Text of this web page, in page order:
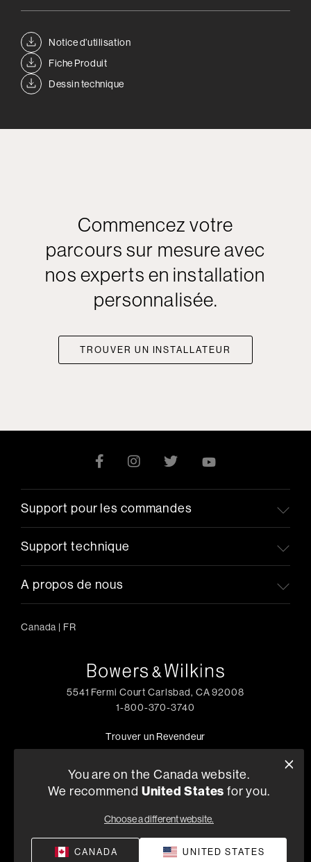
Notice d’utilisation
Fiche Produit
Dessin technique
Commencez votre
parcours sur mesure avec
nos experts en installation
personnalisée.
TROUVER UN INSTALLATEUR
Support pour les commandes
Support technique
A propos de nous
Canada | FR
5541 Fermi Court Carlsbad, CA 92008
1-800-370-3740
Trouver un Revendeur
Politique de Confidentialité
Conditions de Vente
Harman International Industries, Incorporated. All
You are on the Canada website.
We recommend United States for you.
Choose a different website.
CANADA UNITED STATES